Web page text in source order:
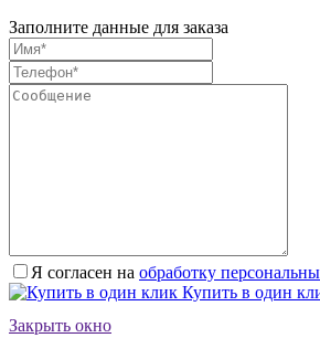
Заполните данные для заказа
Я согласен на обработку
Купить в один
Закрыть окно